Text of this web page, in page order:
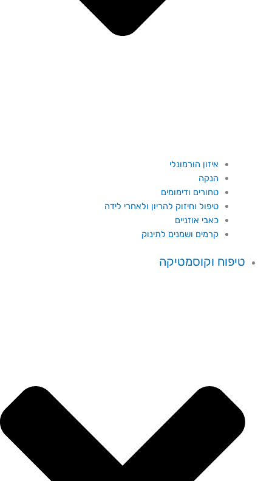
איזון הורמונלי
הנקה
טחורים ודימומים
טיפול וחיזוק להריון ולאחרי לידה
כאבי אוזניים
קרמים ושמנים לתינוק
טיפוח וקוסמטיקה